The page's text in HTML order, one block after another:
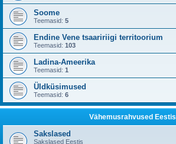
Soome
Teemasid: 5
Endine Vene tsaaririigi territoorium
Teemasid: 103
Ladina-Ameerika
Teemasid: 1
Üldküsimused
Teemasid: 6
Vähemusrahvused Eestis
Sakslased
Sakslased Eestis